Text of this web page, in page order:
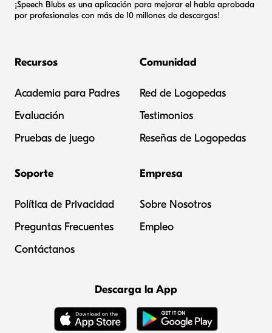
¡Speech Blubs es una aplicación para mejorar el habla aprobada
por profesionales con más de 10 millones de descargas!
Recursos
Academia para Padres
Evaluación
Pruebas de juego
Comunidad
Red de Logopedas
Testimonios
Reseñas de Logopedas
Soporte
Política de Privacidad
Preguntas Frecuentes
Contáctanos
Empresa
Sobre Nosotros
Empleo
Descarga la App